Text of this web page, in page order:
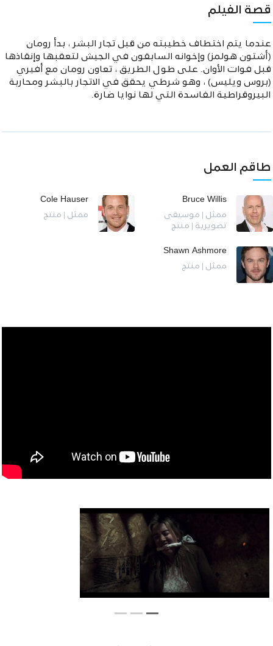
قصة الفيلم
عندما يتم اختطاف خطيبته من قبل تجار البشر ، بدأ رومان
(أشتون هولمز) وإخوانه السابقون في الجيش لتعقبها وإنقاذها
قبل فوات الأوان. على طول الطريق ، تعاون رومان مع أفيري
(بروس ويليس) ، وهو شرطي يحقق في الاتجار بالبشر ومحاربة
البيروقراطية الفاسدة التي لها نوايا ضارة.
طاقم العمل
Bruce Willis
ممثل | موسيقى
تصويرية | منتج
Cole Hauser
ممثل | منتج
Shawn Ashmore
ممثل | منتج